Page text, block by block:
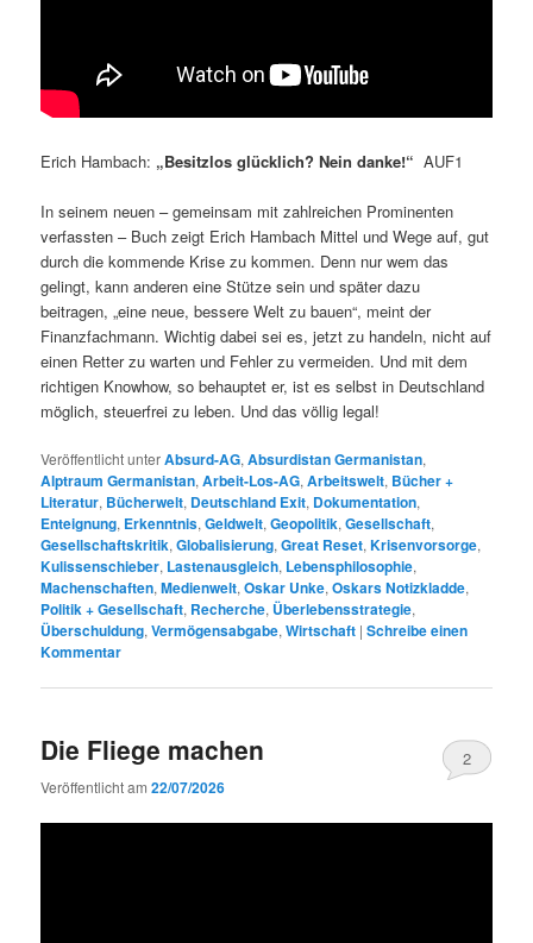
Erich Hambach: „Besitzlos glücklich? Nein danke!“ AUF1
In seinem neuen – gemeinsam mit zahlreichen Prominenten
verfassten – Buch zeigt Erich Hambach Mittel und Wege auf, gut
durch die kommende Krise zu kommen. Denn nur wem das
gelingt, kann anderen eine Stütze sein und später dazu
beitragen, „eine neue, bessere Welt zu bauen“, meint der
Finanzfachmann. Wichtig dabei sei es, jetzt zu handeln, nicht auf
einen Retter zu warten und Fehler zu vermeiden. Und mit dem
richtigen Knowhow, so behauptet er, ist es selbst in Deutschland
möglich, steuerfrei zu leben. Und das völlig legal!
Veröffentlicht unterAbsurd-AG,Absurdistan Germanistan,
Alptraum Germanistan,Arbeit-Los-AG,Arbeitswelt, Bücher +
Literatur, Bücherwelt, Deutschland Exit, Dokumentation,
Enteignung, Erkenntnis,Geldwelt,Geopolitik,Gesellschaft,
Gesellschaftskritik,Globalisierung,Great Reset,Krisenvorsorge,
Kulissenschieber, Lastenausgleich, Lebensphilosophie,
Machenschaften,Medienwelt,Oskar Unke,Oskars Notizkladde,
Politik + Gesellschaft, Recherche, Überlebensstrategie,
Überschuldung,Vermögensabgabe,Wirtschaft |Schreibe einen
Kommentar
Die Fliege machen
Veröffentlicht am22/07/2026
2